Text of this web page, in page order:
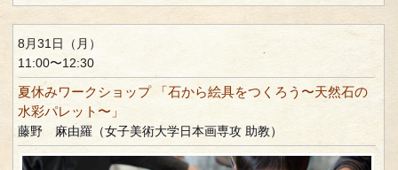
8月31日（月）
11:00〜12:30
夏休みワークショップ 「石から絵具をつくろう〜天然石の
水彩パレット〜」
藤野 麻由羅（女子美術大学日本画専攻 助教）